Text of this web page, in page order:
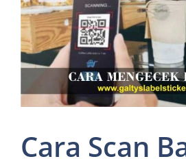
Cara Scan